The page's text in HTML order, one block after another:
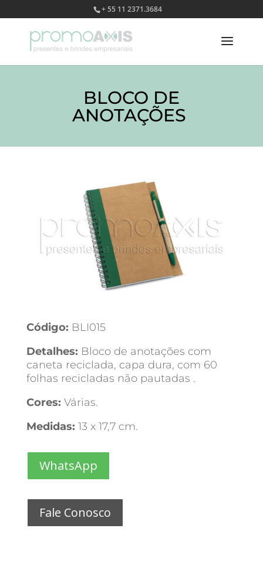
+ 55 11 2371.3684
BLOCO DE
ANOTAÇÕES
Código: BLI015
Detalhes: Bloco de anotações com
caneta reciclada, capa dura, com 60
folhas recicladas não pautadas .
Cores: Várias.
Medidas: 13 x 17,7 cm.
WhatsApp
Fale Conosco